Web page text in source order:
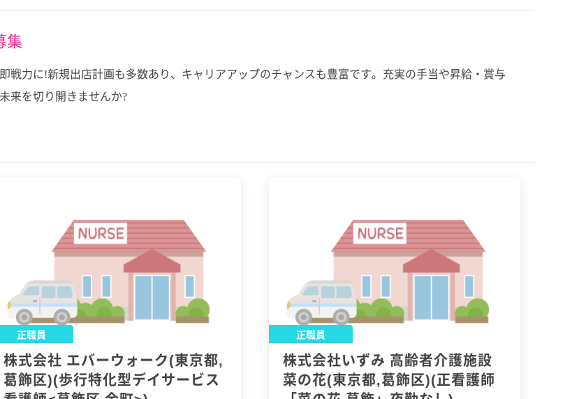
集
戦力に!新規出店計画も多数あり、キャリアアップのチャンスも豊富です。充実の手当や昇給・賞与
来を切り開きませんか?
正職員
株式会社 エバーウォーク(東京都,
葛飾区)(歩行特化型デイサービス
正職員
株式会社いずみ 高齢者介護施設
菜の花(東京都,葛飾区)(正看護師